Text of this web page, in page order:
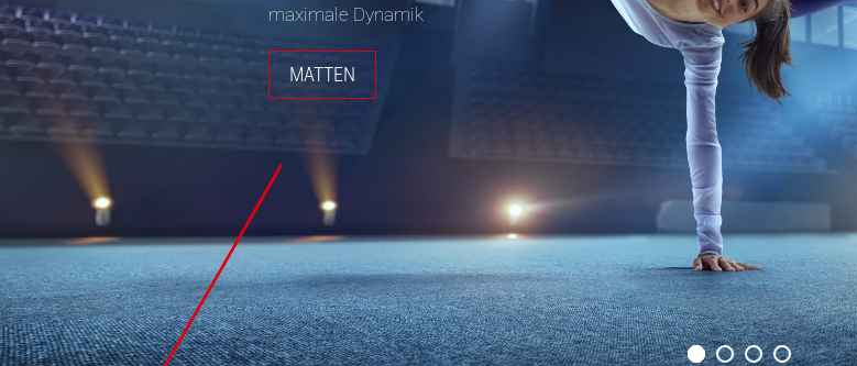
MATTEN
maximale Dynamik